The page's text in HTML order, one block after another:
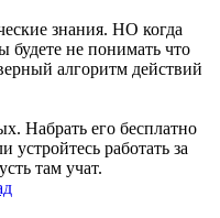
знания. НО когда
будете не понимать что
алгоритм действий
Набрать его бесплатно
работать за
там учат.